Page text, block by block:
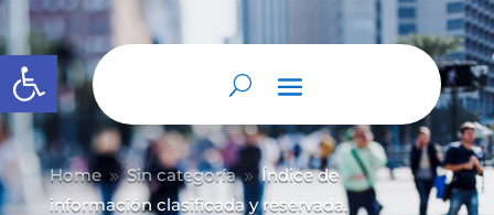
Abrir barra de herramientas
Home 9 Sin categoría 9 Índice de
información clasificada y reservada.